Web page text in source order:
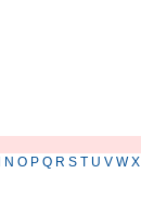
N O P Q R S T U V W X